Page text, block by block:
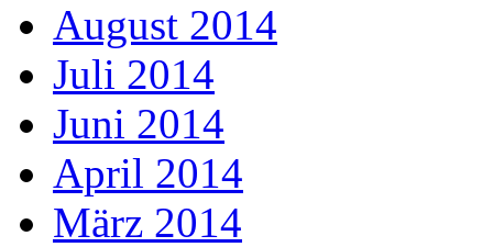
August 2014
Juli 2014
Juni 2014
April 2014
März 2014